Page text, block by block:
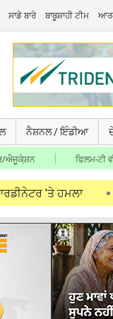
ਸਾਡੇ ਬਾਰੇ ਬਾਬੂਸ਼ਾਹੀ ਟੀਮ
ਨੈਸ਼ਨਲ / ਇੰਡੀਆ
ਐਜੂਕੇ਼ਸ਼ਨ ਫਿਲਮ-ਟੀ
Aug 07,